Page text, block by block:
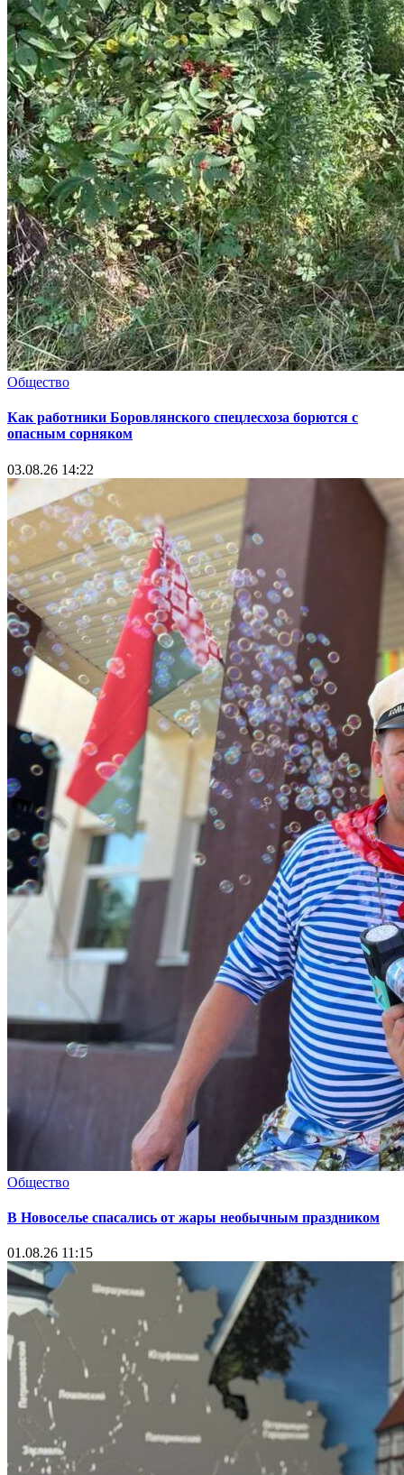
Общество
Как работники Боровлянского спецлесхоза борются с
опасным сорняком
03.08.26 14:22
Общество
В Новоселье спасались от жары необычным праздником
01.08.26 11:15